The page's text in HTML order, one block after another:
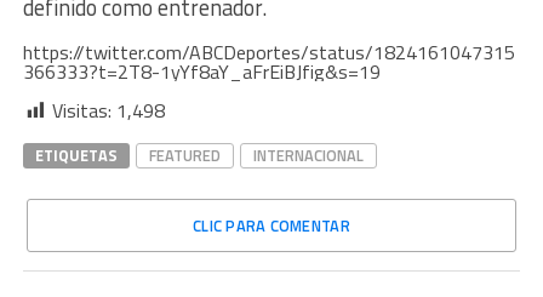
definido como entrenador.
https://twitter.com/ABCDeportes/status/1824161047315
366333?t=2T8-1yYf8aY_aFrEiBJfig&s=19
Visitas: 1,498
ETIQUETAS FEATURED INTERNACIONAL
CLIC PARA COMENTAR